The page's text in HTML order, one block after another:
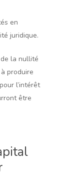
en
juridique.
la nullité
produire
l’intérêt
être